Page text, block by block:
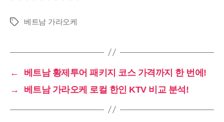
Tags 베트남 가라오케
←
베트남 황제투어 패키지 코스 가격까지 한 번에!
→
베트남 가라오케 로컬 한인 KTV 비교 분석!